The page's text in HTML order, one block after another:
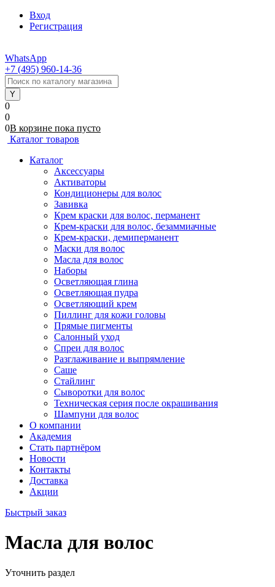
Вход
Регистрация
WhatsApp
+7 (495) 960-14-36
0
0
0В корзине пока пусто
Каталог товаров
Каталог
Аксессуары
Активаторы
Кондиционеры для волос
Завивка
Крем краски для волос, перманент
Крем-краски для волос, безаммиачные
Крем-краски, демиперманент
Маски для волос
Масла для волос
Наборы
Осветляющая глина
Осветляющая пудра
Осветляющий крем
Пиллинг для кожи головы
Прямые пигменты
Салонный уход
Спреи для волос
Разглаживание и выпрямление
Саше
Стайлинг
Сыворотки для волос
Техническая серия после окрашивания
Шампуни для волос
О компании
Академия
Стать партнёром
Новости
Контакты
Доставка
Акции
Быстрый заказ
Масла для волос
Уточнить раздел